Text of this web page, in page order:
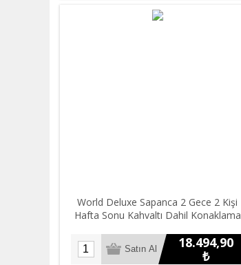
World Deluxe Sapanca 2 Gece 2 Kişi
Hafta Sonu Kahvaltı Dahil Konaklama
18.494,90
₺